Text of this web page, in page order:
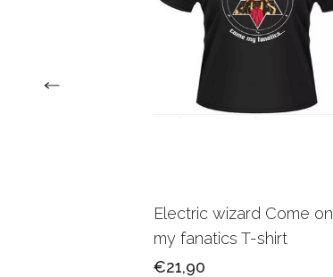
Electric wizard Come on
my fanatics T-shirt
€21,90